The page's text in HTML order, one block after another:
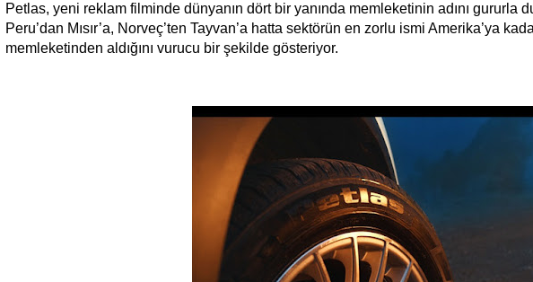
Petlas, yeni reklam filminde dünyanın dört bir yanında memleketinin adını gururla
Peru’dan Mısır’a, Norveç’ten Tayvan’a hatta sektörün en zorlu ismi Amerika’ya
memleketinden aldığını vurucu bir şekilde gösteriyor.